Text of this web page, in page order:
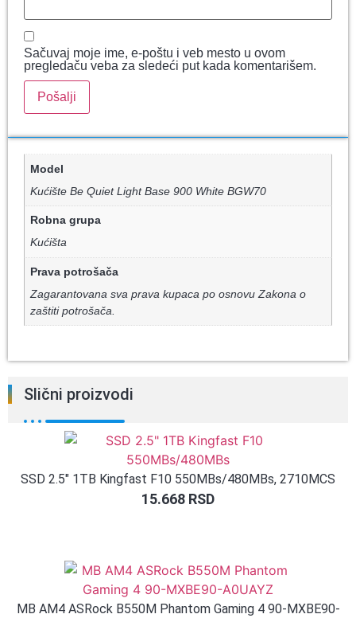
Sačuvaj moje ime, e-poštu i veb mesto u ovom
pregledaču veba za sledeći put kada komentarišem.
Model
Kućište Be Quiet Light Base 900 White BGW70
Robna grupa
Kućišta
Prava potrošača
Zagarantovana sva prava kupaca po osnovu Zakona o
zaštiti potrošača.
Slični proizvodi
SSD 2.5″ 1TB Kingfast F10 550MBs/480MBs, 2710MCS
15.668 RSD
MB AM4 ASRock B550M Phantom Gaming 4 90-MXBE90-